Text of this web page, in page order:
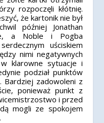
rozpoczęli kłótnię.
że kartonik nie był
później Jonathan
a Noble i Pogba
uściskiem
nimi negatywnych
klarowne sytuacje i
podział punktów
Bardziej zadowoleni z
ponieważ punkt z
i przed
mogli ze spokojem